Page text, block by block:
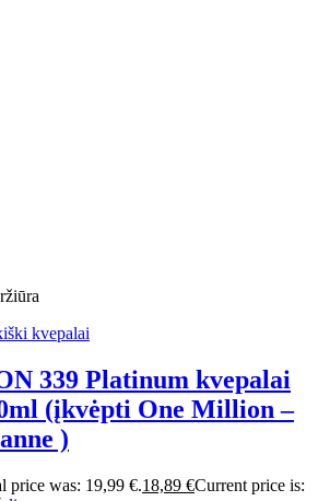
kvepalai
339 Platinum kvepalai
(įkvėpti One Million –
)
price was: 19,99 €.18,89 €Current price is: